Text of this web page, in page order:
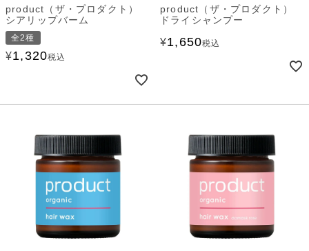
product（ザ・プロダクト）
シアリップバーム
全2種
¥1,320税込
product（ザ・プロダクト）
ドライシャンプー
¥1,650税込